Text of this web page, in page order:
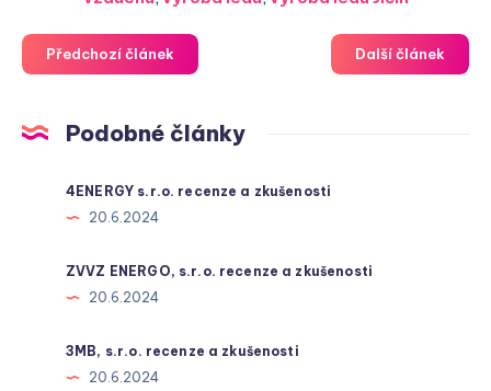
Předchozí článek Další článek
Podobné články
4ENERGY s.r.o. recenze a zkušenosti
20.6.2024
ZVVZ ENERGO, s.r.o. recenze a zkušenosti
20.6.2024
3MB, s.r.o. recenze a zkušenosti
20.6.2024